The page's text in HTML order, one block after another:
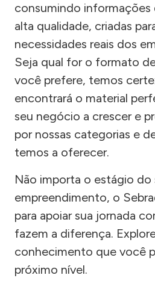
consumindo informações
alta qualidade, criadas
necessidades reais dos
Seja qual for o formato
você prefere, temos
encontrará o material
seu negócio a crescer e
por nossas categorias e
temos a oferecer.
Não importa o estágio do
empreendimento, o
para apoiar sua jornada
fazem a diferença.
conhecimento que você
próximo nível.